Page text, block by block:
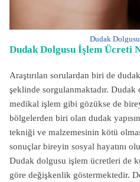
Dudak Dolgusu
Dudak Dolgusu İşlem Ücreti
Araştırılan sorulardan biri de
şeklinde sorgulanmaktadır.
medikal işlem gibi gözükse de
bölgelerden biri olan dudak
tekniği ve malzemesinin kötü
sonuçlar bireyin sosyal hayatını
Dudak dolgusu işlem ücretleri de
göre değişkenlik göstermektedir.